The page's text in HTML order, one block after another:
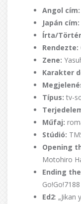
Angol cím:
Japán cím:
Írta/
Rendezte:
Zene:
Karakter
Típus: tv-
Műfaj:
Stúdió:
Opening
Motohiro
Ending
Go!Go!7188
Ed2: „Jikan